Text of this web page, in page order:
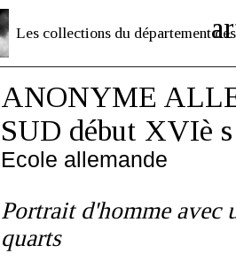
Les collections du département des
ANONYME
SUD début XVIè s
Ecole allemande
Portrait d'homme avec
quarts